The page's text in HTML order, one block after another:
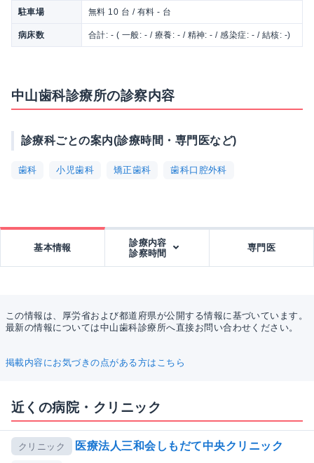
駐車場 無料 10 台 / 有料 - 台
病床数 合計: - ( 一般: - / 療養: - / 精神: - / 感染症: - / 結核: -)
中山歯科診療所の診察内容
診療科ごとの案内(診療時間・専門医など)
歯科 小児歯科 矯正歯科 歯科口腔外科
基本情報
診療内容
診察時間
専門医
この情報は、厚労省および都道府県が公開する情報に基づいています。
最新の情報については中山歯科診療所へ直接お問い合わせください。
掲載内容にお気づきの点がある方はこちら
近くの病院・クリニック
クリニック 医療法人三和会しもだて中央クリニック